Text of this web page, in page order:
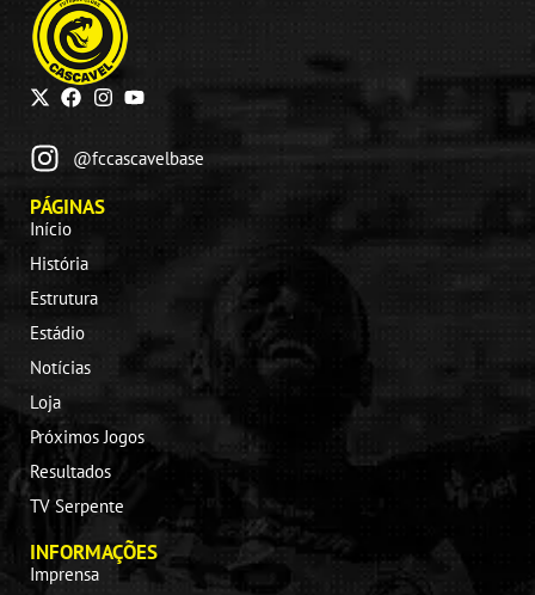
@fccascavelbase
PÁGINAS
Início
História
Estrutura
Estádio
Notícias
Loja
Próximos Jogos
Resultados
TV Serpente
INFORMAÇÕES
Imprensa